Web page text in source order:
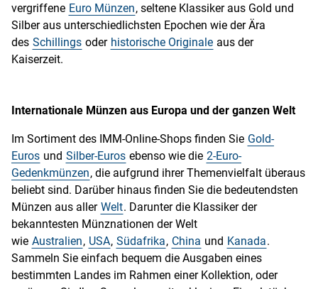
vergriffene Euro Münzen, seltene Klassiker aus Gold und
Silber aus unterschiedlichsten Epochen wie der Ära
des Schillings oder historische Originale aus der
Kaiserzeit.
Internationale Münzen aus Europa und der ganzen Welt
Im Sortiment des IMM-Online-Shops finden Sie Gold-
Euros und Silber-Euros ebenso wie die 2-Euro-
Gedenkmünzen, die aufgrund ihrer Themenvielfalt überaus
beliebt sind. Darüber hinaus finden Sie die bedeutendsten
Münzen aus aller Welt. Darunter die Klassiker der
bekanntesten Münznationen der Welt
wie Australien, USA, Südafrika, China und Kanada.
Sammeln Sie einfach bequem die Ausgaben eines
bestimmten Landes im Rahmen einer Kollektion, oder